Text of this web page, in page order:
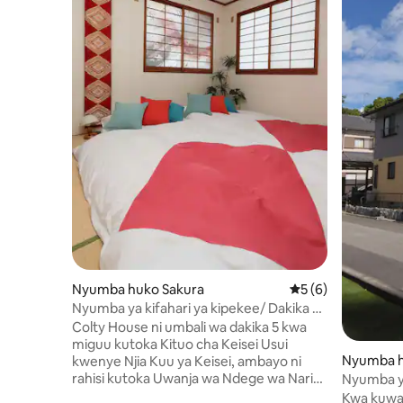
Nyumba huko Sakura Ukadiriaji wa
5 (6)
Nyumba ya kifahari ya kipekee/ Dakika 5
kwa miguu kutoka kituo cha treni/ Ufikiaji
wa moja kwa moja wa Uwanja wa Ndege
wa Narita na Haneda/ Nyumba ya
vyumba 4, sebule na chumba cha kulala,
Colty House ni umbali wa dakika 5 kwa
miguu kutoka Kituo cha Keisei Usui
kwenye Njia Kuu ya Keisei, ambayo ni
rahisi kutoka Uwanja wa Ndege wa Narita
Nyumba
Nyumba
ndege,
Kwa